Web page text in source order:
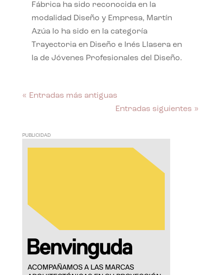
Fábrica ha sido reconocida en la
modalidad Diseño y Empresa, Martín
Azúa lo ha sido en la categoría
Trayectoria en Diseño e Inés Llasera en
la de Jóvenes Profesionales del Diseño.
« Entradas más antiguas
Entradas siguientes »
PUBLICIDAD